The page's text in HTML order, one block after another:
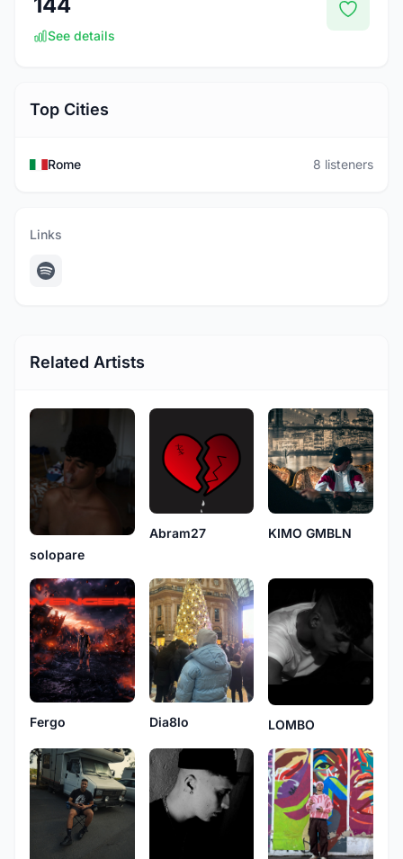
See details
Top Cities
Rome 8 listeners
Links
Related Artists
solopare
Abram27 KIMO GMBLN
Fergo Dia8lo LOMBO